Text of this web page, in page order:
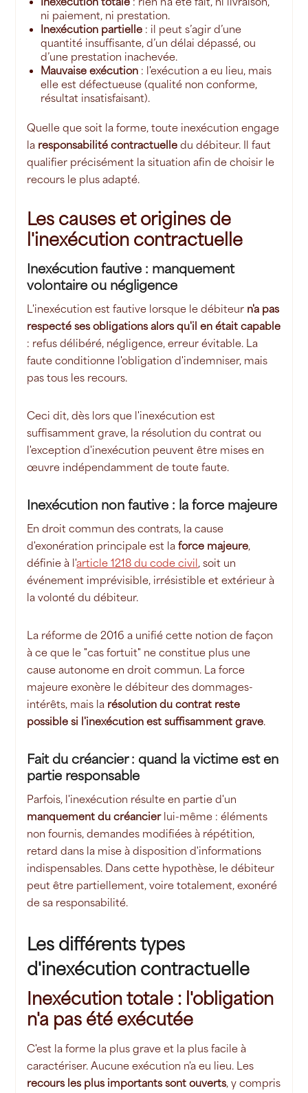
ni paiement, ni prestation.
Inexécution partielle : il peut s’agir d’une
quantité insuffisante, d’un délai dépassé, ou
d’une prestation inachevée.
Mauvaise exécution : l'exécution a eu lieu, mais
elle est défectueuse (qualité non conforme,
résultat insatisfaisant).
Quelle que soit la forme, toute inexécution engage
la responsabilité contractuelle du débiteur. Il faut
qualifier précisément la situation afin de choisir le
recours le plus adapté.
Les causes et origines de
l'inexécution contractuelle
Inexécution fautive : manquement
volontaire ou négligence
L'inexécution est fautive lorsque le débiteur n'a pas
respecté ses obligations alors qu'il en était capable
: refus délibéré, négligence, erreur évitable. La
faute conditionne l'obligation d'indemniser, mais
pas tous les recours.
Ceci dit, dès lors que l'inexécution est
suffisamment grave, la résolution du contrat ou
l'exception d'inexécution peuvent être mises en
œuvre indépendamment de toute faute.
Inexécution non fautive : la force majeure
En droit commun des contrats, la cause
d'exonération principale est laforce majeure,
définie à l'article 1218 du code civil , soit un
événement imprévisible, irrésistible et extérieur à
la volonté du débiteur.
La réforme de 2016 a unifié cette notion de façon
à ce que le "cas fortuit" ne constitue plus une
cause autonome en droit commun. La force
majeure exonère le débiteur des dommages-
intérêts, mais la résolution du contrat reste
possible si l'inexécution est suffisamment grave.
Fait du créancier : quand la victime est en
partie responsable
Parfois, l'inexécution résulte en partie d'un
manquement du créancierlui-même : éléments
non fournis, demandes modifiées à répétition,
retard dans la mise à disposition d'informations
indispensables. Dans cette hypothèse, le débiteur
peut être partiellement, voire totalement, exonéré
de sa responsabilité.
Les différents types
d'inexécution contractuelle
Inexécution totale : l'obligation
n'a pas été exécutée
C'est la forme la plus grave et la plus facile à
caractériser. Aucune exécution n'a eu lieu. Les
recours les plus importants sont ouverts, y compris